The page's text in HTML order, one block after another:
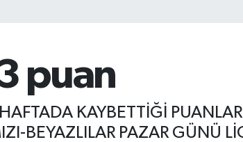
puan
KAYBETTİĞİ PUANLAR
BEYAZLILAR PAZAR GÜNÜ